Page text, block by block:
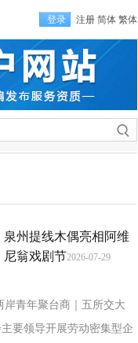
登录 注册 简体 繁体
泉州提线木偶亮相阿维
尼翁戏剧节2026-07-29
岸青年聚台商｜五所交大
要领导开展劳动密集型企